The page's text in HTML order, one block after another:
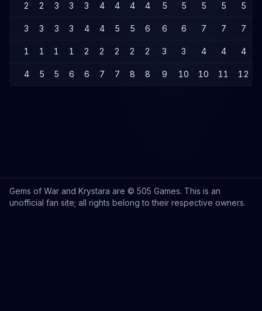
2 2 3 3 3 4 4 4 4 5 5 5 5 5
3 3 3 3 4 4 5 5 6 6 6 7 7 7
1 1 1 1 2 2 2 2 2 3 3 4 4 4
4 5 5 6 6 7 7 8 8 9 10 10 11 12
Gems of War and Krystara are © 505 Games. This is an
unofficial fan site; all rights belong to their respective owners.